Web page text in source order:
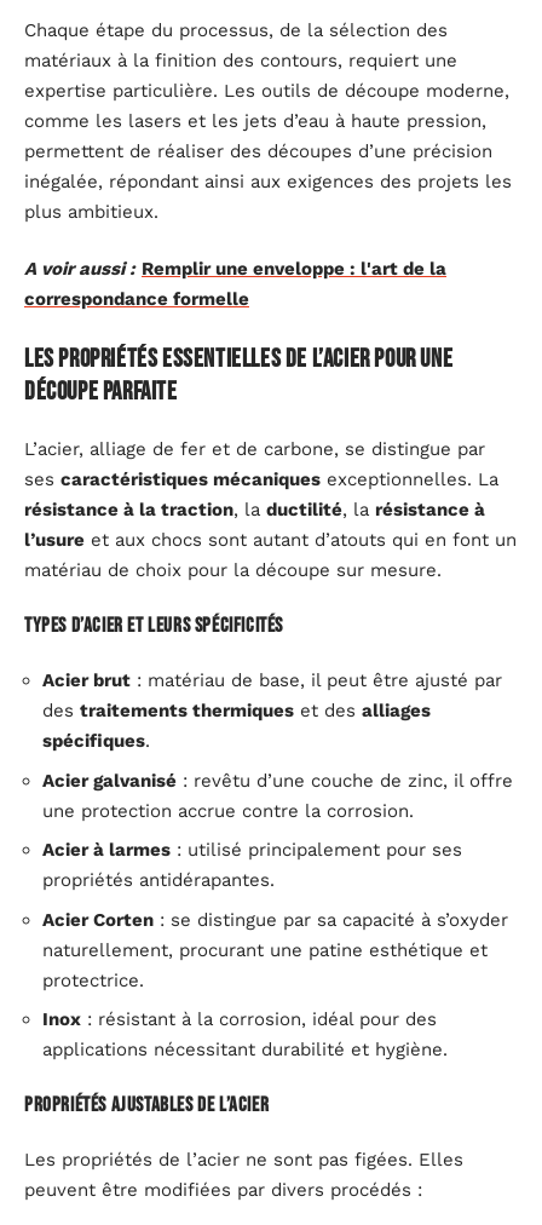
Chaque étape du processus, de la sélection des
matériaux à la finition des contours, requiert une
expertise particulière. Les outils de découpe moderne,
comme les lasers et les jets d’eau à haute pression,
permettent de réaliser des découpes d’une précision
inégalée, répondant ainsi aux exigences des projets les
plus ambitieux.
A voir aussi : Remplir une enveloppe : l'art de la
correspondance formelle
Les propriétés essentielles de l’acier pour une
découpe parfaite
L’acier, alliage de fer et de carbone, se distingue par
ses caractéristiques mécaniques exceptionnelles. La
résistance à la traction, la ductilité, la résistance à
l’usure et aux chocs sont autant d’atouts qui en font un
matériau de choix pour la découpe sur mesure.
Types d’acier et leurs spécificités
Acier brut : matériau de base, il peut être ajusté par
des traitements thermiques et des alliages
spécifiques.
Acier galvanisé : revêtu d’une couche de zinc, il offre
une protection accrue contre la corrosion.
Acier à larmes : utilisé principalement pour ses
propriétés antidérapantes.
Acier Corten : se distingue par sa capacité à s’oxyder
naturellement, procurant une patine esthétique et
protectrice.
Inox : résistant à la corrosion, idéal pour des
applications nécessitant durabilité et hygiène.
Propriétés ajustables de l’acier
Les propriétés de l’acier ne sont pas figées. Elles
peuvent être modifiées par divers procédés :